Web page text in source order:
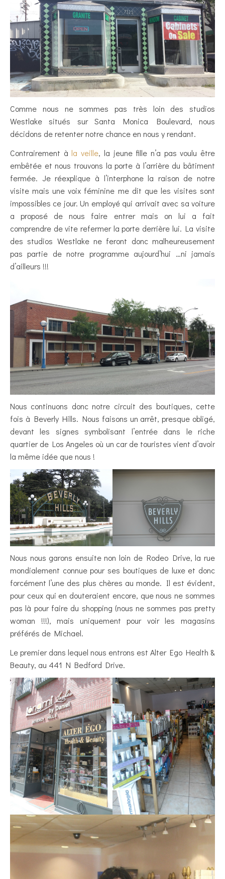
Comme nous ne sommes pas très loin des studios
Westlake situés sur Santa Monica Boulevard, nous
décidons de retenter notre chance en nous y rendant.
Contrairement àla veille, la jeune fille n’a pas voulu être
embêtée et nous trouvons la porte à l’arrière du bâtiment
fermée. Je réexplique à l’interphone la raison de notre
visite mais une voix féminine me dit que les visites sont
impossibles ce jour. Un employé qui arrivait avec sa voiture
a proposé de nous faire entrer mais on lui a fait
comprendre de vite refermer la porte derrière lui. La visite
des studios Westlake ne feront donc malheureusement
pas partie de notre programme aujourd’hui …ni jamais
d’ailleurs !!!
Nous continuons donc notre circuit des boutiques, cette
fois à Beverly Hills. Nous faisons un arrêt, presque obligé,
devant les signes symbolisant l’entrée dans le riche
quartier de Los Angeles où un car de touristes vient d’avoir
la même idée que nous !
Nous nous garons ensuite non loin de Rodeo Drive, la rue
mondialement connue pour ses boutiques de luxe et donc
forcément l’une des plus chères au monde. Il est évident,
pour ceux qui en douteraient encore, que nous ne sommes
pas là pour faire du shopping (nous ne sommes pas pretty
woman !!!), mais uniquement pour voir les magasins
préférés de Michael.
Le premier dans lequel nous entrons est Alter Ego Health &
Beauty, au 441 N Bedford Drive.